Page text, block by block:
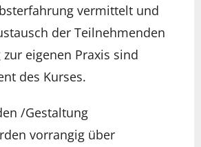
vermittelt und
der Teilnehmenden
eigenen Praxis sind
des Kurses.
/Gestaltung
vorrangig über